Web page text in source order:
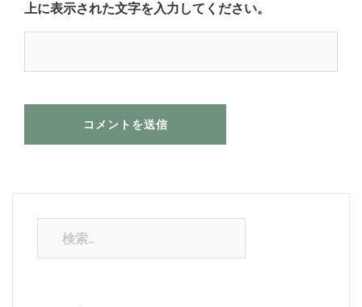
上に表示された文字を入力してください。